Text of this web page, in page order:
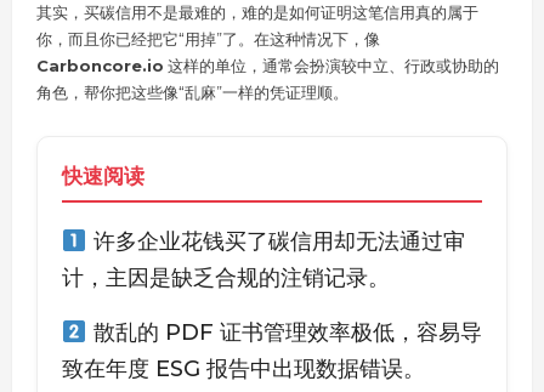
其实，买碳信用不是最难的，难的是如何证明这笔信用真的属于
你，而且你已经把它“用掉”了。在这种情况下，像
Carboncore.io 这样的单位，通常会扮演较中立、行政或协助的
角色，帮你把这些像“乱麻”一样的凭证理顺。
快速阅读
许多企业花钱买了碳信用却无法通过审
计，主因是缺乏合规的注销记录。
散乱的 PDF 证书管理效率极低，容易导
致在年度 ESG 报告中出现数据错误。